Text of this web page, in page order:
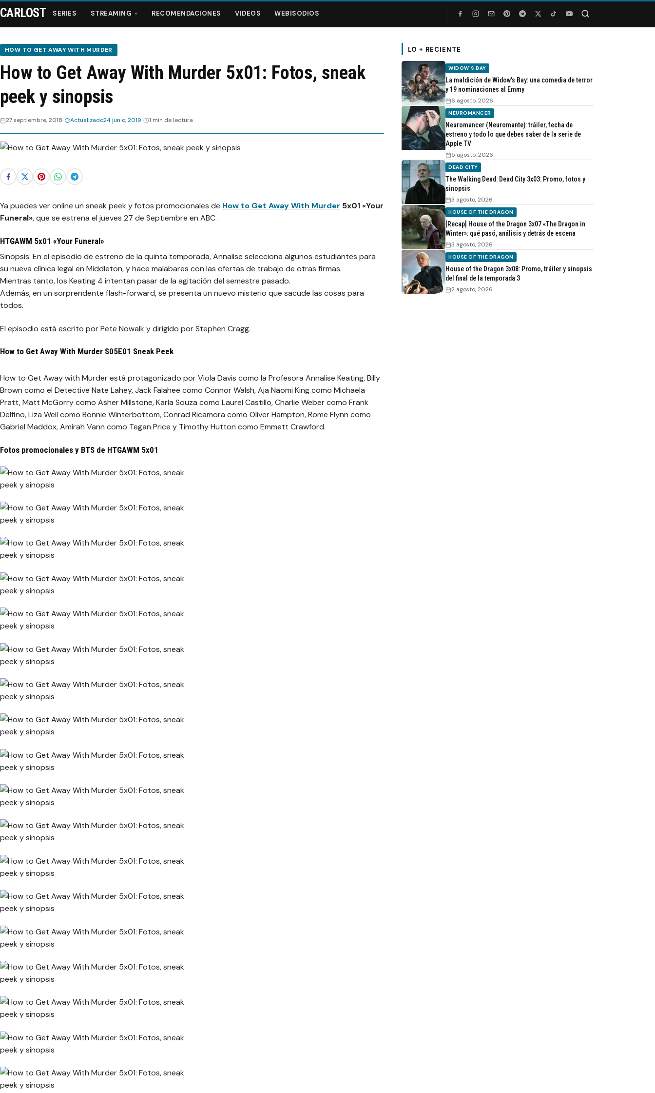
Series
Streaming
Webisodios
CARLOST SERIES STREAMING RECOMENDACIONES VIDEOS WEBISODIOS
HOW TO GET AWAY WITH MURDER
How to Get Away With Murder 5x01: Fotos, sneak
peek y sinopsis
27 septiembre, 2018 Actualizado24 junio, 2019 1 min de lectura
Ya puedes ver online un sneak peek y fotos promocionales de How to Get Away With Murder 5x01 «Your
Funeral», que se estrena el jueves 27 de Septiembre en ABC .
HTGAWM 5x01 «Your Funeral»
Sinopsis: En el episodio de estreno de la quinta temporada, Annalise selecciona algunos estudiantes para
su nueva clínica legal en Middleton, y hace malabares con las ofertas de trabajo de otras firmas.
Mientras tanto, los Keating 4 intentan pasar de la agitación del semestre pasado.
Además, en un sorprendente flash-forward, se presenta un nuevo misterio que sacude las cosas para
todos.
El episodio está escrito por Pete Nowalk y dirigido por Stephen Cragg.
How to Get Away With Murder S05E01 Sneak Peek
How to Get Away with Murder está protagonizado por Viola Davis como la Profesora Annalise Keating, Billy
Brown como el Detective Nate Lahey, Jack Falahee como Connor Walsh, Aja Naomi King como Michaela
Pratt, Matt McGorry como Asher Millstone, Karla Souza como Laurel Castillo, Charlie Weber como Frank
Delfino, Liza Weil como Bonnie Winterbottom, Conrad Ricamora como Oliver Hampton, Rome Flynn como
Gabriel Maddox, Amirah Vann como Tegan Price y Timothy Hutton como Emmett Crawford.
Fotos promocionales y BTS de HTGAWM 5x01
LO + RECIENTE
WIDOW'S BAY
La maldición de Widow’s Bay: una comedia de terror
y 19 nominaciones al Emmy
6 agosto, 2026
NEUROMANCER
Neuromancer (Neuromante): tráiler, fecha de
estreno y todo lo que debes saber de la serie de
Apple TV
5 agosto, 2026
DEAD CITY
The Walking Dead: Dead City 3x03: Promo, fotos y
sinopsis
3 agosto, 2026
HOUSE OF THE DRAGON
[Recap] House of the Dragon 3x07 «The Dragon in
Winter»: qué pasó, análisis y detrás de escena
3 agosto, 2026
HOUSE OF THE DRAGON
House of the Dragon 3x08: Promo, tráiler y sinopsis
del final de la temporada 3
2 agosto, 2026